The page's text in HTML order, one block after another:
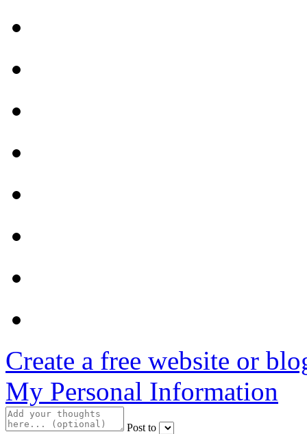
Create a free website or
My Personal Information
Post to